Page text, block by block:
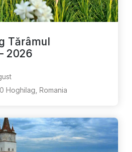
Tărâmul
2026
August
Hoghilag, Romania